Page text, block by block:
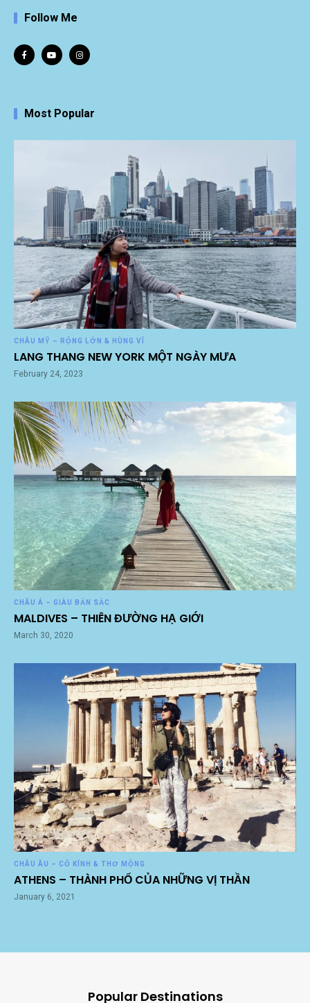
Follow Me
Most Popular
CHÂU MỸ – RỘNG LỚN & HÙNG VĨ
LANG THANG NEW YORK MỘT NGÀY MƯA
February 24, 2023
CHÂU Á – GIÀU BẢN SẮC
MALDIVES – THIÊN ĐƯỜNG HẠ GIỚI
March 30, 2020
CHÂU ÂU – CỔ KÍNH & THƠ MỘNG
ATHENS – THÀNH PHỐ CỦA NHỮNG VỊ THẦN
January 6, 2021
Popular Destinations